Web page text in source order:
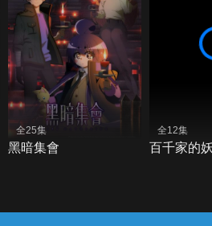
全25集
黑暗集會
全12集
百千家的